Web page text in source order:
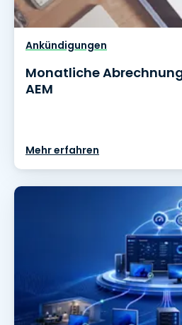
Ankündigungen
Monatliche
AEM
Mehr erfahren